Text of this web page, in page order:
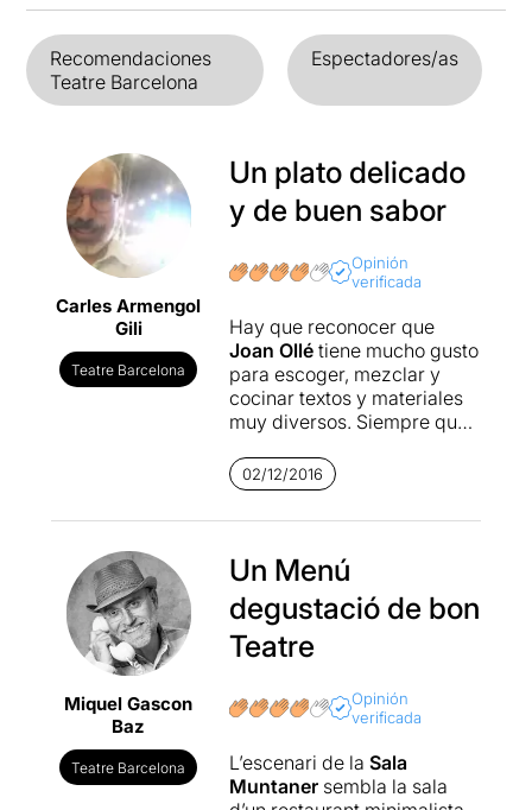
Recomendaciones
Teatre Barcelona
Espectadores/as
Carles Armengol
Gili
Teatre Barcelona
Un plato delicado
y de buen sabor
Opinión
verificada
Hay que reconocer que
Joan Ollétiene mucho gusto
para escoger, mezclar y
cocinar textos y materiales
muy diversos. Siempre que
tresor,Coral romput
ville de…oParaules d’amor
consigue crear espectáculos
buen gusto y la ironía más
fina se dan la mano y
consiguen grandes logros.
EnDelikatessen
empezó como un encargo
Alta, toda la maestría del
director se enfoca hacia
toda aquella literatura -
intelectual o popular- que se
ha generado en torno a los
02/12/2016
Miquel Gascon
Baz
Teatre Barcelona
Un Menú
degustació de bon
Teatre
Opinión
verificada
L’escenari de la Sala
Muntanersembla la sala